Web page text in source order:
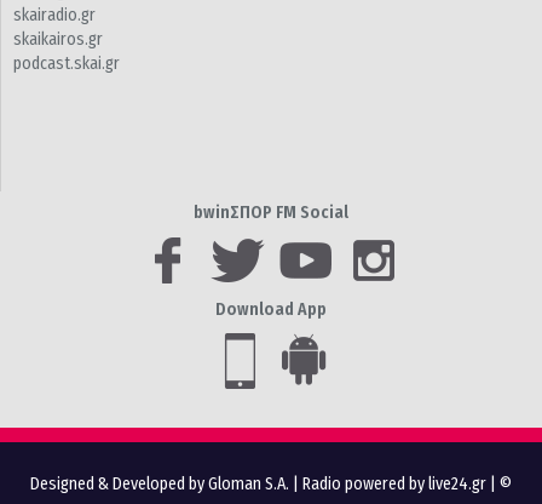
skairadio.gr
skaikairos.gr
podcast.skai.gr
bwinΣΠΟΡ FM Social
Download App
Designed & Developed by Gloman S.A. Radio powered by live24.gr | ©